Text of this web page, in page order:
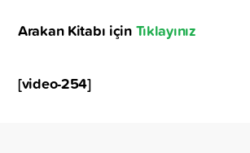
Arakan Kitabı içinTıklayınız
[video-254]